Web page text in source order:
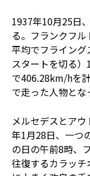
1937年10月25日
る。フランクフ
平均でフライン
スタートを切る
で406.28km/hを
で走った人物とな
メルセデスとア
年1月28日、一つ
の日の午前8時、
往復するカラッ